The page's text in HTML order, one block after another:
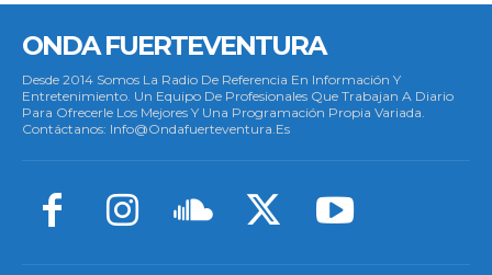
ONDA FUERTEVENTURA
Desde 2014 Somos La Radio De Referencia En Información Y
Entretenimiento. Un Equipo De Profesionales Que Trabajan A Diario
Para Ofrecerle Los Mejores Y Una Programación Propia Variada.
Contáctanos: Info@ondafuerteventura.es